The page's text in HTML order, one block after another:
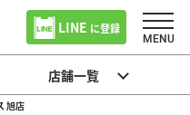
LINE に登録
店舗一覧
旭店